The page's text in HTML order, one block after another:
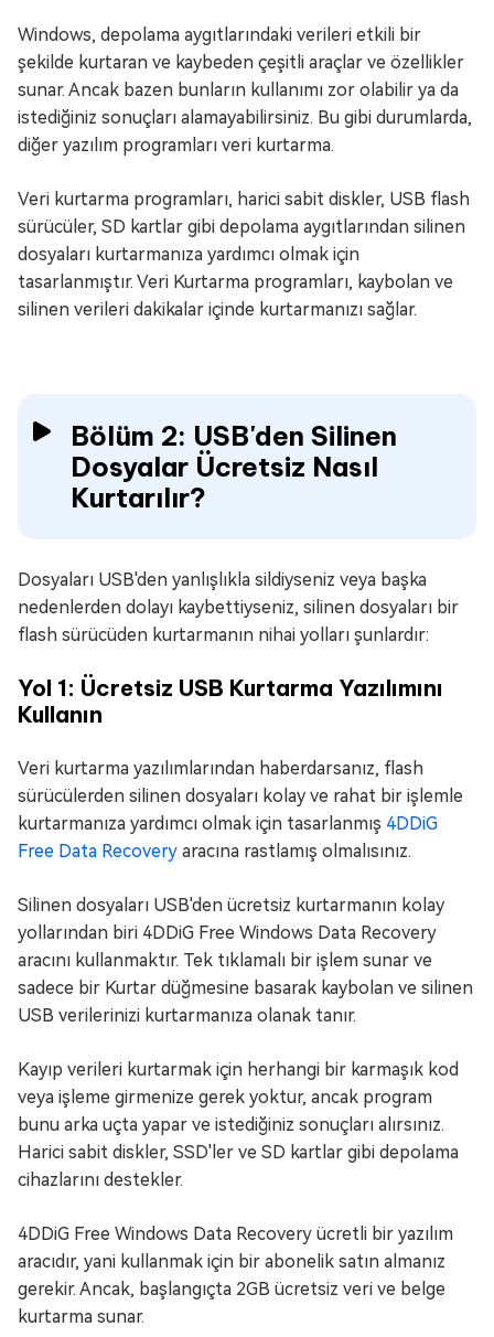
Windows, depolama aygıtlarındaki verileri etkili bir
şekilde kurtaran ve kaybeden çeşitli araçlar ve özellikler
sunar. Ancak bazen bunların kullanımı zor olabilir ya da
istediğiniz sonuçları alamayabilirsiniz. Bu gibi durumlarda,
diğer yazılım programları veri kurtarma.
Veri kurtarma programları, harici sabit diskler, USB flash
sürücüler, SD kartlar gibi depolama aygıtlarından silinen
dosyaları kurtarmanıza yardımcı olmak için
tasarlanmıştır. Veri Kurtarma programları, kaybolan ve
silinen verileri dakikalar içinde kurtarmanızı sağlar.
Bölüm 2: USB'den Silinen
Dosyalar Ücretsiz Nasıl
Kurtarılır?
Dosyaları USB'den yanlışlıkla sildiyseniz veya başka
nedenlerden dolayı kaybettiyseniz, silinen dosyaları bir
flash sürücüden kurtarmanın nihai yolları şunlardır:
Yol 1: Ücretsiz USB Kurtarma Yazılımını
Kullanın
Veri kurtarma yazılımlarından haberdarsanız, flash
sürücülerden silinen dosyaları kolay ve rahat bir işlemle
kurtarmanıza yardımcı olmak için tasarlanmış 4DDiG
Free Data Recovery aracına rastlamış olmalısınız.
Silinen dosyaları USB'den ücretsiz kurtarmanın kolay
yollarından biri 4DDiG Free Windows Data Recovery
aracını kullanmaktır. Tek tıklamalı bir işlem sunar ve
sadece bir Kurtar düğmesine basarak kaybolan ve silinen
USB verilerinizi kurtarmanıza olanak tanır.
Kayıp verileri kurtarmak için herhangi bir karmaşık kod
veya işleme girmenize gerek yoktur, ancak program
bunu arka uçta yapar ve istediğiniz sonuçları alırsınız.
Harici sabit diskler, SSD'ler ve SD kartlar gibi depolama
cihazlarını destekler.
4DDiG Free Windows Data Recovery ücretli bir yazılım
aracıdır, yani kullanmak için bir abonelik satın almanız
gerekir. Ancak, başlangıçta 2GB ücretsiz veri ve belge
kurtarma sunar.